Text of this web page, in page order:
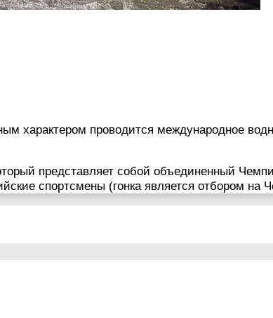
характером проводится международное
представляет собой объединенный
спортсмены (гонка является отбором на